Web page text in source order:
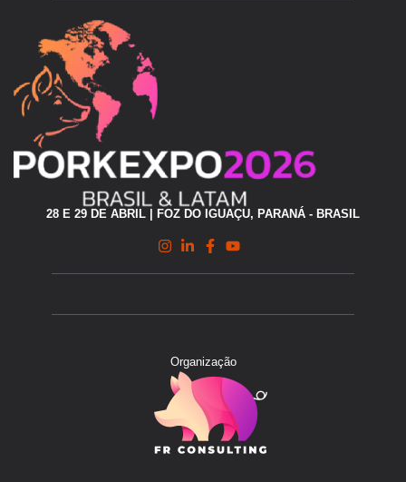
28 E 29 DE ABRIL | FOZ DO IGUAÇU, PARANÁ - BRASIL
Organização